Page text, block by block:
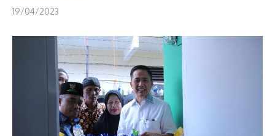
19/04/2023